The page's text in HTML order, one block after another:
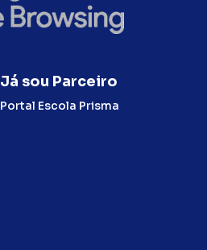
Já sou Parceiro
Portal Escola Prisma